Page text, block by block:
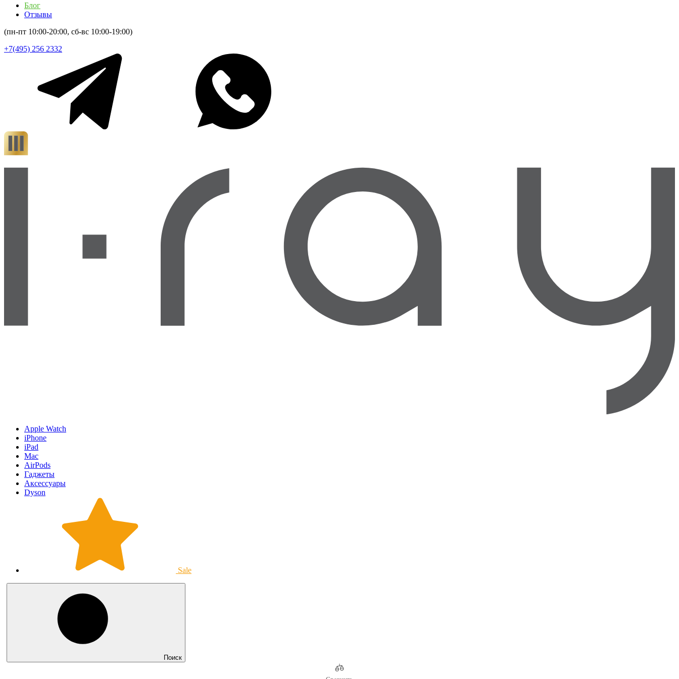
Блог
Отзывы
(пн-пт 10:00-20:00, сб-вс 10:00-19:00)
+7(495) 256 2332
Apple Watch
iPhone
iPad
Mac
AirPods
Гаджеты
Аксессуары
Dyson
Sale
Поиск